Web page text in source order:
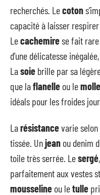
recherchés. Lecoton
capacité à laisser
Lecachemirese fait
d’une délicatesse
Lasoie brille par sa
que laflanelle ou le
idéals pour les froides
Larésistancevarie
tissée. Unjean ou denim
toile très serrée. Lesergé
parfaitement aux vestes
mousseline ou letulle